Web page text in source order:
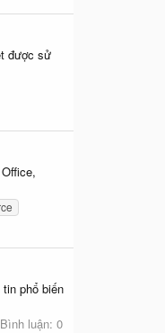
được sử
phổ biến
Bình luận: 0